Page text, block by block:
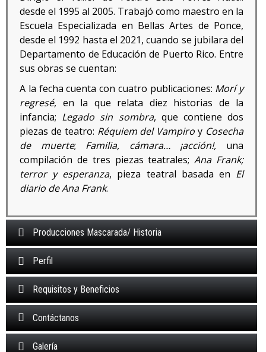
desde el 1995 al 2005. Trabajó como maestro en la
Escuela Especializada en Bellas Artes de Ponce,
desde el 1992 hasta el 2021, cuando se jubilara del
Departamento de Educación de Puerto Rico. Entre
sus obras se cuentan:
A la fecha cuenta con cuatro publicaciones: Morí y
regresé, en la que relata diez historias de la
infancia; Legado sin sombra, que contiene dos
piezas de teatro: Réquiem del Vampiro y Cosecha
de muerte; Familia, cámara… ¡acción!, una
compilación de tres piezas teatrales;Ana Frank;
terror y esperanza, pieza teatral basada en El
diario de Ana Frank.
Producciones Mascarada/ Historia
Perfil
Requisitos y Beneficios
Contáctanos
Galería